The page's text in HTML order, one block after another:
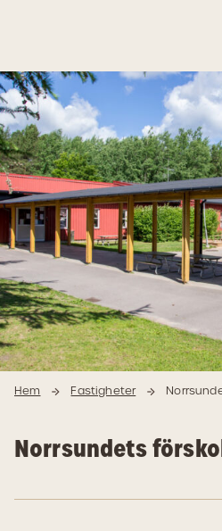
Hoppa
till
innehåll
Hoppa
till
navigering
Hem Fastigheter
Norrsundets